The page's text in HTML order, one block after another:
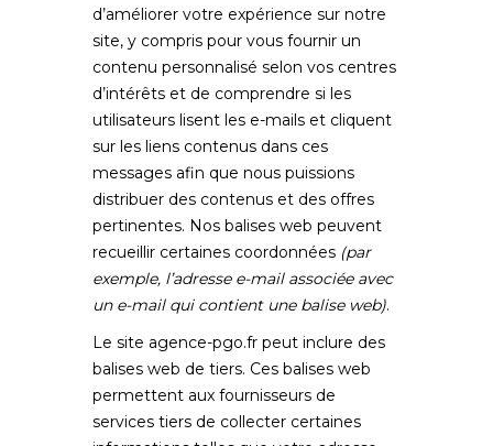
d’améliorer votre expérience sur notre
site, y compris pour vous fournir un
contenu personnalisé selon vos centres
d’intérêts et de comprendre si les
utilisateurs lisent les e-mails et cliquent
sur les liens contenus dans ces
messages afin que nous puissions
distribuer des contenus et des offres
pertinentes. Nos balises web peuvent
recueillir certaines coordonnées (par
exemple, l’adresse e-mail associée avec
un e-mail qui contient une balise web).
Le site agence-pgo.fr peut inclure des
balises web de tiers. Ces balises web
permettent aux fournisseurs de
services tiers de collecter certaines